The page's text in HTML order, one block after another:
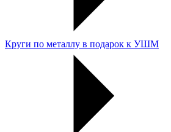
Круги по металлу в подарок к УШМ